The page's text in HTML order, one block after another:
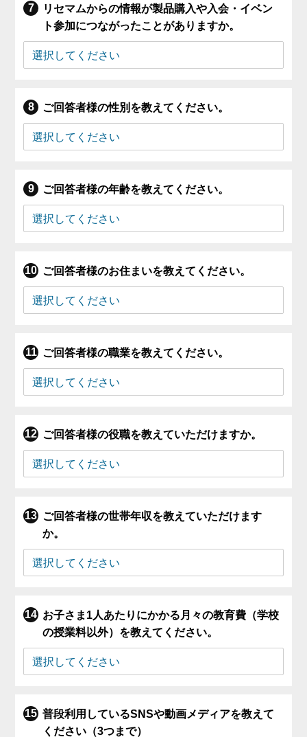
リセマムからの情報が製品購入や入会・イベン
ト参加につながったことがありますか。
ご回答者様の性別を教えてください。
ご回答者様の年齢を教えてください。
ご回答者様のお住まいを教えてください。
ご回答者様の職業を教えてください。
ご回答者様の役職を教えていただけますか。
ご回答者様の世帯年収を教えていただけます
か。
お子さま1人あたりにかかる月々の教育費（学校
の授業料以外）を教えてください。
普段利用しているSNSや動画メディアを教えて
ください（3つまで）